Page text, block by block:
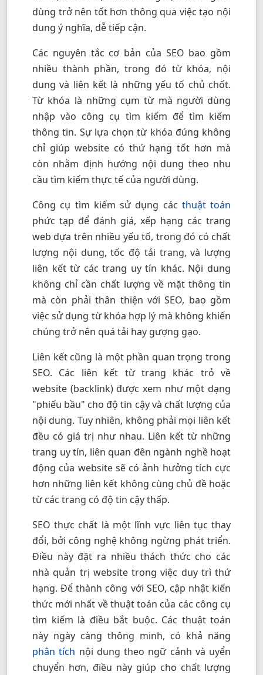
dùng trở nên tốt hơn thông qua việc tạo nội
dung ý nghĩa, dễ tiếp cận.
Các nguyên tắc cơ bản của SEO bao gồm
nhiều thành phần, trong đó từ khóa, nội
dung và liên kết là những yếu tố chủ chốt.
Từ khóa là những cụm từ mà người dùng
nhập vào công cụ tìm kiếm để tìm kiếm
thông tin. Sự lựa chọn từ khóa đúng không
chỉ giúp website có thứ hạng tốt hơn mà
còn nhằm định hướng nội dung theo nhu
cầu tìm kiếm thực tế của người dùng.
Công cụ tìm kiếm sử dụng các thuật toán
phức tạp để đánh giá, xếp hạng các trang
web dựa trên nhiều yếu tố, trong đó có chất
lượng nội dung, tốc độ tải trang, và lượng
liên kết từ các trang uy tín khác. Nội dung
không chỉ cần chất lượng về mặt thông tin
mà còn phải thân thiện với SEO, bao gồm
việc sử dụng từ khóa hợp lý mà không khiến
chúng trở nên quá tải hay gượng gạo.
Liên kết cũng là một phần quan trọng trong
SEO. Các liên kết từ trang khác trỏ về
website (backlink) được xem như một dạng
"phiếu bầu" cho độ tin cậy và chất lượng của
nội dung. Tuy nhiên, không phải mọi liên kết
đều có giá trị như nhau. Liên kết từ những
trang uy tín, liên quan đên ngành nghề hoạt
động của website sẽ có ảnh hưởng tích cực
hơn những liên kết không cùng chủ đề hoặc
từ các trang có độ tin cậy thấp.
SEO thực chất là một lĩnh vực liên tục thay
đổi, bởi công nghệ không ngừng phát triển.
Điều này đặt ra nhiều thách thức cho các
nhà quản trị website trong việc duy trì thứ
hạng. Để thành công với SEO, cập nhật kiến
thức mới nhất về thuật toán của các công cụ
tìm kiếm là điều bắt buộc. Các thuật toán
này ngày càng thông minh, có khả năng
phân tích nội dung theo ngữ cảnh và uyển
chuyển hơn, điều này giúp cho chất lượng